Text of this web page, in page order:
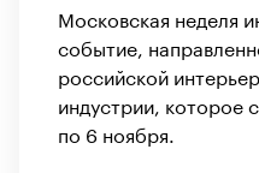
Московская неделя
событие,
российской
индустрии, которое
по 6 ноября.